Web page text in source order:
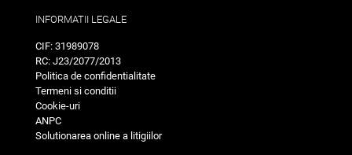
INFORMATII LEGALE
CIF: 31989078
RC: J23/2077/2013
Politica de confidentialitate
Termeni si conditii
Cookie-uri
ANPC
Solutionarea online a litigiilor